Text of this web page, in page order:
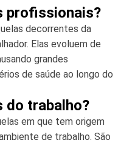
profissionais?
decorrentes da
Elas evoluem de
grandes
de saúde ao longo do
do trabalho?
em que tem origem
de trabalho. São